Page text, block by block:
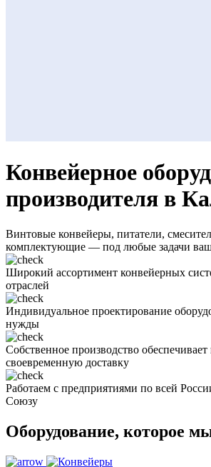
Конвейерное
производителя в
Винтовые конвейеры, питатели,
комплектующие — под любые задачи
Широкий ассортимент конвейерных
отраслей
Индивидуальное проектирование
нужды
Собственное производство обеспечивает
своевременную доставку
Работаем с предприятиями по всей
Союзу
Оборудование, которое